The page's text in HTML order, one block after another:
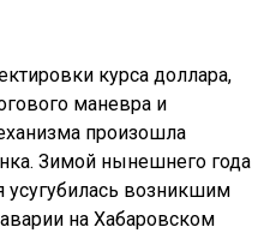
курса доллара,
маневра и
произошла
Зимой нынешнего года
усугубилась возникшим
на Хабаровском